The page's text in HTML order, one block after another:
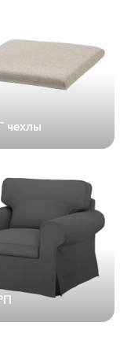
чехлы